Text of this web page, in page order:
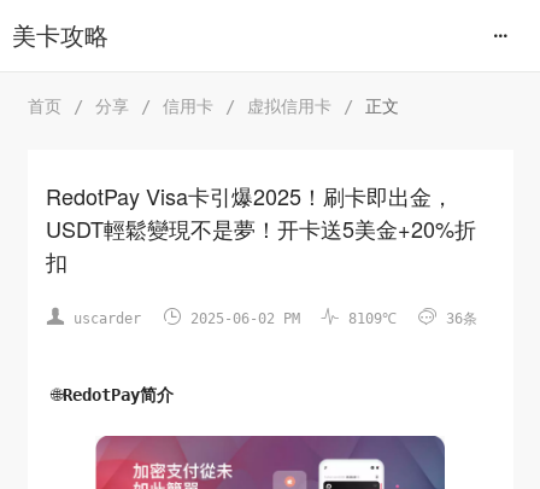
美卡攻略
首页 / 分享 / 信用卡 / 虚拟信用卡 / 正文
RedotPay Visa卡引爆2025！刷卡即出金，
USDT輕鬆變現不是夢！开卡送5美金+20%折
扣
 uscarder  2025-06-02 PM  8109℃  36条
🌐RedotPay简介